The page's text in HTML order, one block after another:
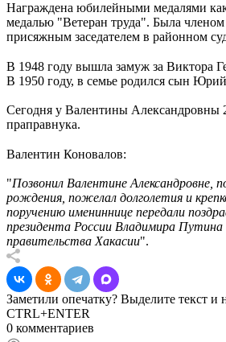
Награждена юбилейными медалями
медалью "Ветеран труда". Была членом
присяжным заседателем в районном
В 1948 году вышла замуж за Виктора
В 1950 году, в семье родился сын
Сегодня у Валентины Александровны
праправнука.
Валентин Коновалов:
"Позвонил Валентине Александровне,
рождения, пожелал долголетия и
поручению имениннице передали
президента России Владимира Путина
правительства Хакасии".
Заметили опечатку? Выделите текст и
CTRL+ENTER
0 комментариев